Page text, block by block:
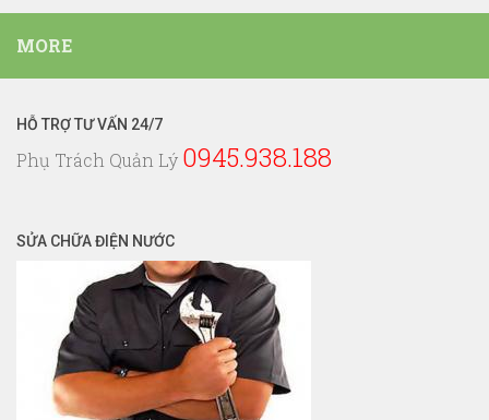
Vụ
Điện
MORE
HỖ TRỢ TƯ VẤN 24/7
Phụ Trách Quản Lý 0945.938.188
SỬA CHỮA ĐIỆN NƯỚC